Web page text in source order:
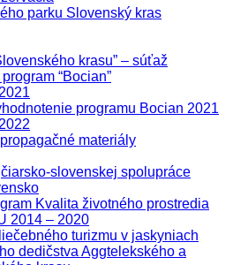
parku Slovenský kras
krasu” – súťaž
“Bocian”
programu Bocian 2021
materiály
slovenskej spolupráce
Kvalita životného prostredia
2014 – 2020
turizmu v jaskyniach
dedičstva Aggtelekského a